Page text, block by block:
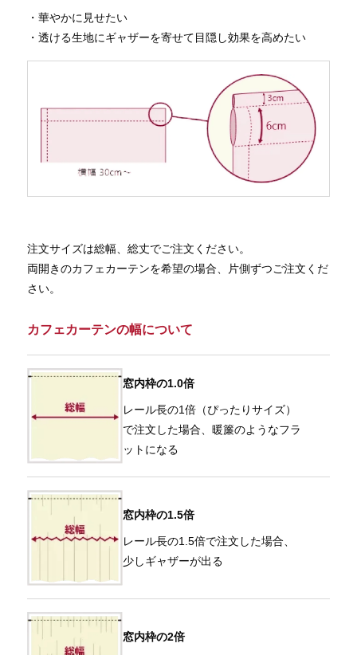
・華やかに見せたい
・透ける生地にギャザーを寄せて目隠し効果を高めたい
注文サイズは総幅、総丈でご注文ください。
両開きのカフェカーテンを希望の場合、片側ずつご注文くだ
さい。
カフェカーテンの幅について
窓内枠の1.0倍
レール長の1倍（ぴったりサイズ）
で注文した場合、暖簾のようなフラ
ットになる
窓内枠の1.5倍
レール長の1.5倍で注文した場合、
少しギャザーが出る
窓内枠の2倍